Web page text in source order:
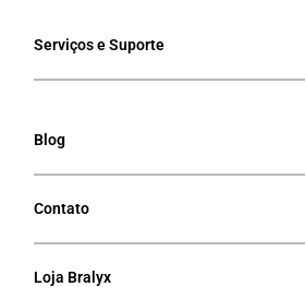
Serviços e Suporte
Blog
Contato
Loja Bralyx